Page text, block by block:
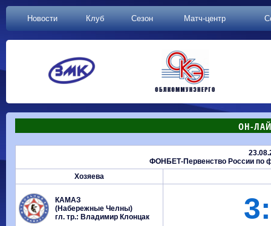
Новости Клуб Сезон Матч-центр
ОН-
ФОНБЕТ-Первенство России по
Хозяева
КАМАЗ
(Набережные Челны)
гл. тр.: Владимир Клонцак